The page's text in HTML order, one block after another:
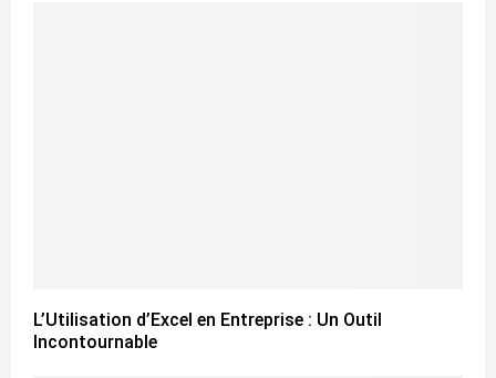
L’Utilisation d’Excel en Entreprise : Un Outil
Incontournable